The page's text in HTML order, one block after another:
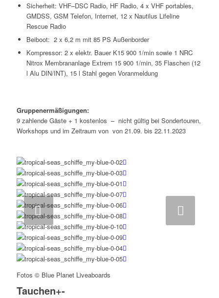
Sicherheit: VHF–DSC Radio, HF Radio, 4 x VHF portables,
GMDSS, GSM Telefon, Internet, 12 x Nautilus Lifeline
Rescue Radio
Beiboot: 2 x 6,2 m mit 85 PS Außenborder
Kompressor: 2 x elektr. Bauer K15 900 1/min sowie 1 NRC
Nitrox Membrananlage Extrem 15 900 1/min, 35 Flaschen (12
l Alu DIN/INT), 15 l Stahl gegen Voranmeldung
Gruppenermäßigungen:
9 zahlende Gäste + 1 kostenlos – nicht gültig bei Sondertouren,
Workshops und im Zeitraum von von 21.09. bis 22.11.2023
Weiter
Fotos © Blue Planet Liveaboards
Tauchen+-